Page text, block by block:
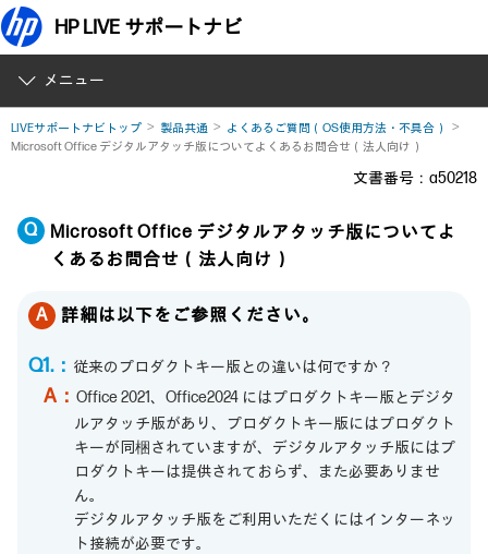
HP LIVE サポートナビ
メニュー
LIVEサポートナビトップ 製品共通
よくあるご質問（OS使用方法・不具合）
Microsoft Office デジタルアタッチ版についてよくあるお問合せ（法人向け）
文書番号：a50218
Microsoft Office デジタルアタッチ版についてよ
くあるお問合せ（法人向け）
詳細は以下をご参照ください。
Q1.： 従来のプロダクトキー版との違いは何ですか？
A：Office 2021、Office2024 にはプロダクトキー版とデジタ
ルアタッチ版があり、プロダクトキー版にはプロダクト
キーが同梱されていますが、デジタルアタッチ版にはプ
ロダクトキーは提供されておらず、また必要ありませ
ん。
デジタルアタッチ版をご利用いただくにはインターネッ
ト接続が必要です。